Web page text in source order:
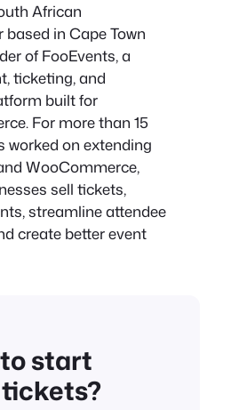
African
based in Cape Town
of FooEvents, a
ticketing, and
built for
For more than 15
worked on extending
WooCommerce,
sell tickets,
streamline attendee
create better event
start